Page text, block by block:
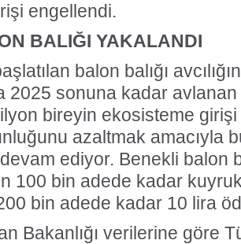
engellendi.
BALIĞI YAKALANDI
balon balığı
2025 sonuna kadar
bireyin ekosisteme
azaltmak amacıyla
ediyor. Benekli balon
100 bin adede kadar
bin adede kadar 10 lira
Bakanlığı verilerine göre